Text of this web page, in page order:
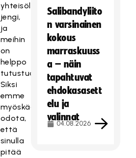
yhteisöllinen
jengi,
ja
meihin
on
helppo
tutustua.
Siksi
emme
myöskään
odota,
että
sinulla
pitää
Salibandyliito
n varsinainen
kokous
marraskuuss
a – näin
tapahtuvat
ehdokasasett
elu ja
valinnat
04.08.2026